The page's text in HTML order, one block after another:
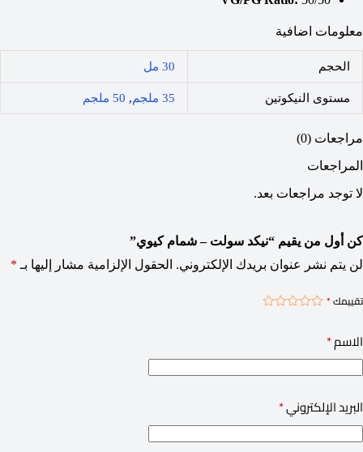
معلومات اضافية
الحجم 30 مل
مستوى النيكوتين 35 ملجم , 50 ملجم
مراجعات (0)
المراجعات
لا توجد مراجعات بعد.
كن أول من يقيم “نيكد سولت – شمام كيوي”
لن يتم نشر عنوان بريدك الإلكتروني. الحقول الإلزامية مشار إليها بـ *
تقييمك*
الاسم*
البريد الإلكتروني*